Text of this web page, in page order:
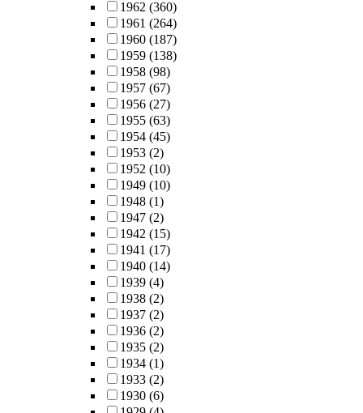
1962 (360)
1961 (264)
1960 (187)
1959 (138)
1958 (98)
1957 (67)
1956 (27)
1955 (63)
1954 (45)
1953 (2)
1952 (10)
1949 (10)
1948 (1)
1947 (2)
1942 (15)
1941 (17)
1940 (14)
1939 (4)
1938 (2)
1937 (2)
1936 (2)
1935 (2)
1934 (1)
1933 (2)
1930 (6)